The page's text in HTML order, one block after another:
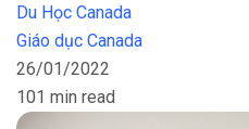
Du Học Canada
Giáo dục Canada
26/01/2022
101 min read